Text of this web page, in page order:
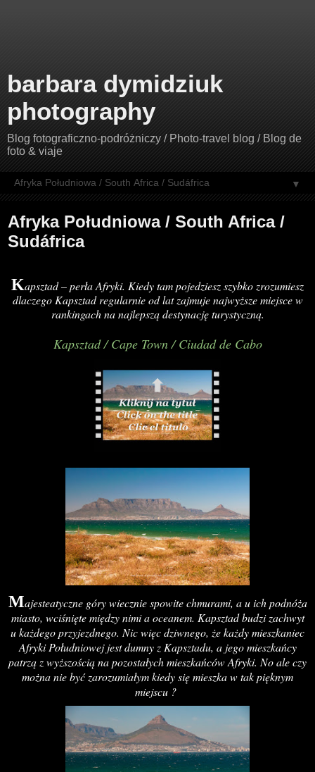
barbara dymidziuk
photography
Blog fotograficzno-podróżniczy / Photo-travel blog / Blog de
foto & viaje
▼
Afryka Południowa / South Africa /
Sudáfrica
Kapsztad – perła Afryki. Kiedy tam pojedziesz szybko zrozumiesz
dlaczego Kapsztad regularnie od lat zajmuje najwyższe miejsce w
rankingach na najlepszą destynację turystyczną.
Kapsztad / Cape Town / Ciudad de Cabo
Majesteatyczne góry wiecznie spowite chmurami, a u ich podnóża
miasto, wciśnięte między nimi a oceanem. Kapsztad budzi zachwyt
u każdego przyjezdnego. Nic więc dziwnego, że każdy mieszkaniec
Afryki Południowej jest dumny z Kapsztadu, a jego mieszkańcy
patrzą z wyższością na pozostałych mieszkańców Afryki. No ale czy
można nie być zarozumiałym kiedy się mieszka w tak pięknym
miejscu ?